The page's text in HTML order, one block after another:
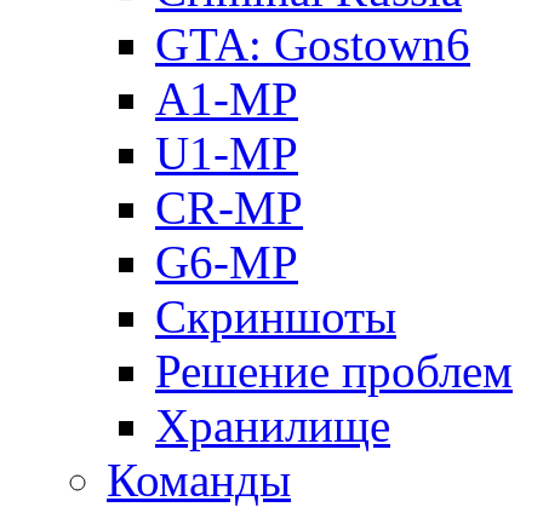
GTA: Gostown6
A1-MP
U1-MP
CR-MP
G6-MP
Скриншоты
Решение проблем
Хранилище
Команды